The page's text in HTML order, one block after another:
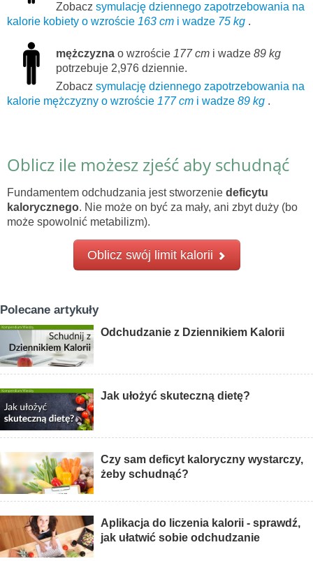
Zobacz symulację dziennego zapotrzebowania na
kalorie kobiety o wzroście 163 cm i wadze 75 kg .
mężczyzna o wzroście 177 cm i wadze 89 kg
potrzebuje 2,976 dziennie.
Zobacz symulację dziennego zapotrzebowania na
kalorie mężczyzny o wzroście 177 cm i wadze 89 kg .
Oblicz ile możesz zjeść aby schudnąć
Fundamentem odchudzania jest stworzenie deficytu
kalorycznego. Nie może on być za mały, ani zbyt duży (bo
może spowolnić metabilizm).
Oblicz swój limit kalorii
Polecane artykuły
Odchudzanie z Dziennikiem Kalorii
Jak ułożyć skuteczną dietę?
Czy sam deficyt kaloryczny wystarczy,
żeby schudnąć?
Aplikacja do liczenia kalorii - sprawdź,
jak ułatwić sobie odchudzanie